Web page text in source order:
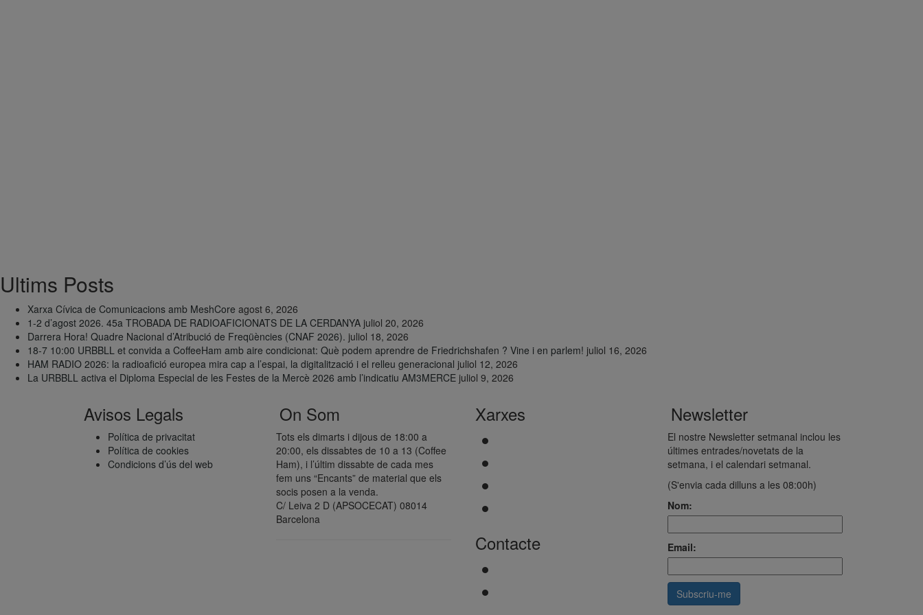
Ultims Posts
Xarxa Cívica de Comunicacions amb MeshCore agost 6, 2026
1-2 d’agost 2026. 45a TROBADA DE RADIOAFICIONATS DE LA CERDANYA juliol 20, 2026
Darrera Hora! Quadre Nacional d’Atribució de Freqüències (CNAF 2026). juliol 18, 2026
18-7 10:00 URBBLL et convida a CoffeeHam amb aire condicionat: Què podem aprendre de Friedrichshafen ? Vine i en parlem! juliol 16, 2026
HAM RADIO 2026: la radioafició europea mira cap a l’espai, la digitalització i el relleu generacional juliol 12, 2026
La URBBLL activa el Diploma Especial de les Festes de la Mercè 2026 amb l’indicatiu AM3MERCE juliol 9, 2026
Avisos Legals
Política de privacitat
Política de cookies
Condicions d’ús del web
On Som
Tots els dimarts i dijous de 18:00 a
20:00, els dissabtes de 10 a 13 (Coffee
Ham), i l’últim dissabte de cada mes
fem uns “Encants” de material que els
socis posen a la venda.
C/ Leiva 2 D (APSOCECAT) 08014
Barcelona
Xarxes
Contacte
Newsletter
El nostre Newsletter setmanal inclou les
últimes entrades/novetats de la
setmana, i el calendari setmanal.
(S'envia cada dilluns a les 08:00h)
Nom:
Email: